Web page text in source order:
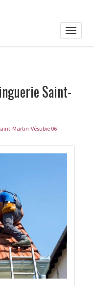
Toggle
Saint-
Martin-Vésubie 06